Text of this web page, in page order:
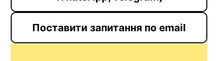
Поставити запитання по email